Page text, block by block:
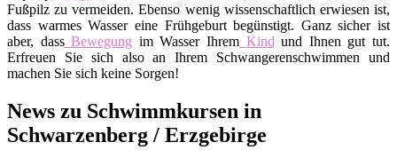
Fußpilz zu vermeiden. Ebenso wenig wissenschaftlich erwiesen ist,
dass warmes Wasser eine Frühgeburt begünstigt. Ganz sicher ist
aber, dassBewegung im Wasser Ihrem Kind und Ihnen gut tut.
Erfreuen Sie sich also an Ihrem Schwangerenschwimmen und
machen Sie sich keine Sorgen!
News zu Schwimmkursen in
Schwarzenberg / Erzgebirge